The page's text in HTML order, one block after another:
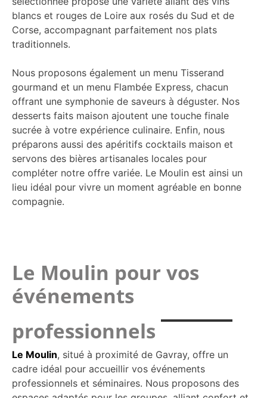
blancs et rouges de Loire aux rosés du Sud et de
Corse, accompagnant parfaitement nos plats
traditionnels.
Nous proposons également un menu Tisserand
gourmand et un menu Flambée Express, chacun
offrant une symphonie de saveurs à déguster. Nos
desserts faits maison ajoutent une touche finale
sucrée à votre expérience culinaire. Enfin, nous
préparons aussi des apéritifs cocktails maison et
servons des bières artisanales locales pour
compléter notre offre variée. Le Moulin est ainsi un
lieu idéal pour vivre un moment agréable en bonne
compagnie.
Le Moulin pour vos
événements
professionnels
Le Moulin, situé à proximité de Gavray, offre un
cadre idéal pour accueillir vos événements
professionnels et séminaires. Nous proposons des